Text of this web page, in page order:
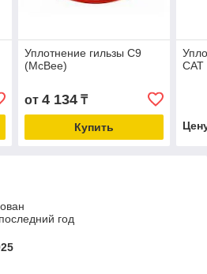
Уплотнение гильзы C9
(McBee)
от 4 134₸
Купить
год